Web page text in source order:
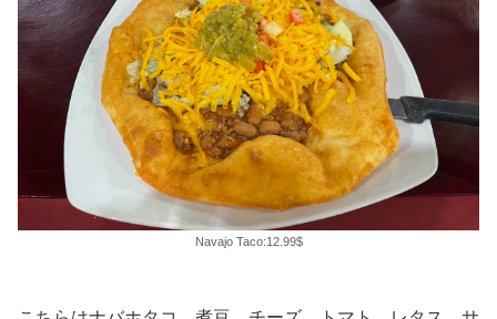
Navajo Taco:12.99$